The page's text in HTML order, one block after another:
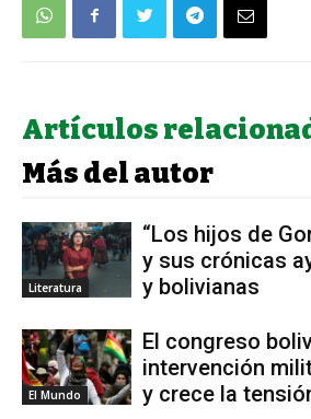
Artículos
Más del autor
Literatura
“Los hijos de
y sus crónicas
y bolivianas
El Mundo
El congreso
intervención
y crece la